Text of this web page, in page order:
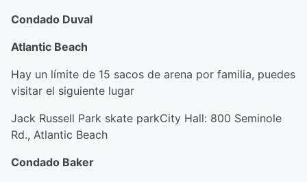
Condado Duval
Atlantic Beach
Hay un límite de 15 sacos de arena por familia, puedes
visitar el siguiente lugar
Jack Russell Park skate parkCity Hall: 800 Seminole
Rd., Atlantic Beach
Condado Baker